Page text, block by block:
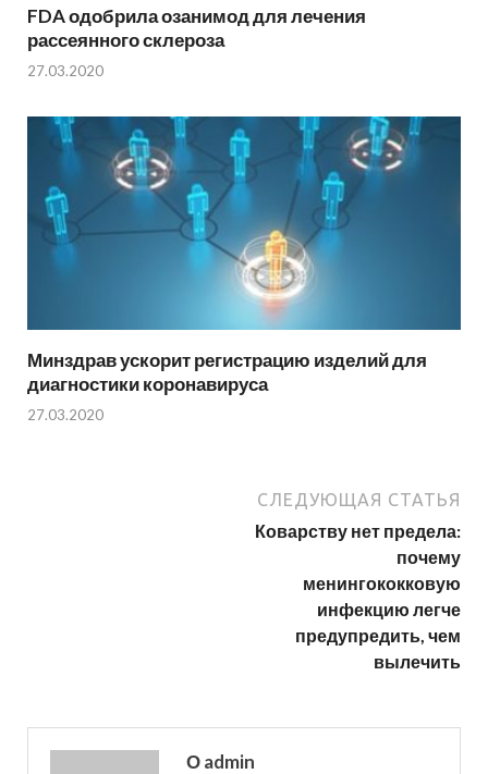
FDA одобрила озанимод для лечения
рассеянного склероза
27.03.2020
Минздрав ускорит регистрацию изделий для
диагностики коронавируса
27.03.2020
СЛЕДУЮЩАЯ СТАТЬЯ
Коварству нет предела:
почему
менингококковую
инфекцию легче
предупредить, чем
вылечить
О admin